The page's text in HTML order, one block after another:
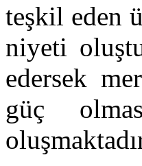
teşkil eden
niyeti
edersek
güç